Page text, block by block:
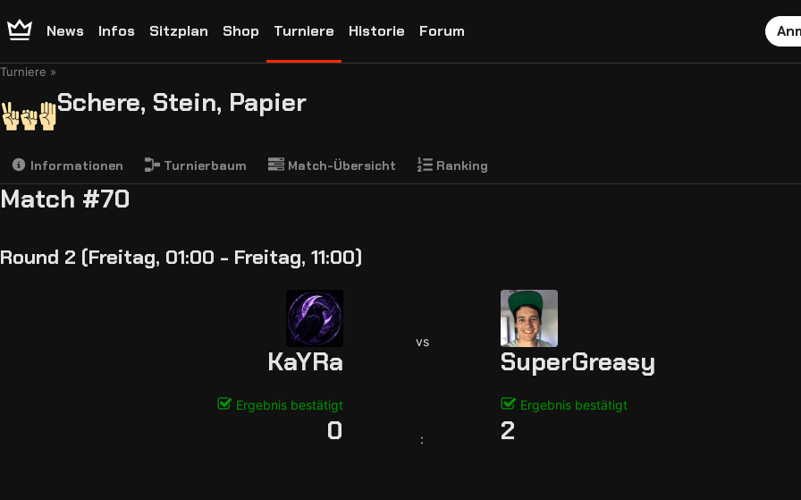
News Infos Sitzplan Shop Turniere Historie Forum
Turniere
Schere, Stein, Papier
Informationen Turnierbaum Match-Übersicht Ranking
Match #70
Round 2 (Freitag, 01:00 - Freitag, 11:00)
KaYRa
vs
SuperGreasy
Ergebnis bestätigt Ergebnis bestätigt
0 : 2